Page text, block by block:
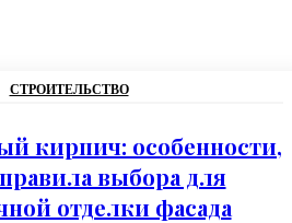
СТРОИТЕЛЬСТВО
кирпич: особенности,
выбора для
отделки фасада